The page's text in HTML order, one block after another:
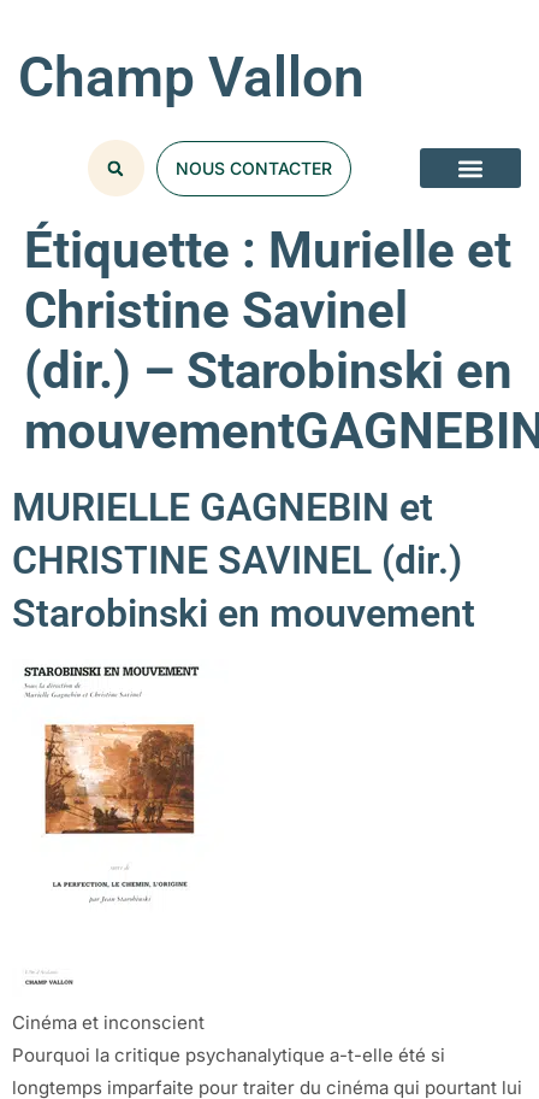
Champ Vallon
NOUS CONTACTER
Étiquette : Murielle et
Christine Savinel
(dir.) – Starobinski en
MURIELLE GAGNEBIN et
CHRISTINE SAVINEL (dir.)
Starobinski en mouvement
Cinéma et inconscient
Pourquoi la critique psychanalytique a-t-elle été si
longtemps imparfaite pour traiter du cinéma qui pourtant lui